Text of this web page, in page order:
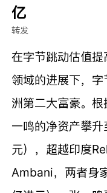
亿
转发
在字节跳动估值提
领域的进展下，
洲第二大富豪。
一鸣的净资产攀
元），超越印度
Ambani，两者身